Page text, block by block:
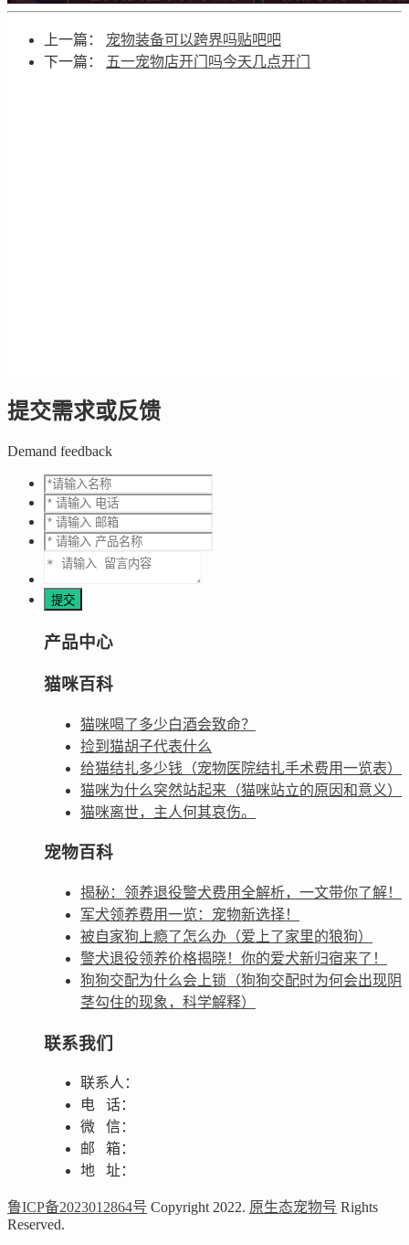
上一篇： 宠物装备可以跨界吗贴吧吧
下一篇：
五一宠物店开门吗今天几点开门
提交需求或反馈
Demand feedback
产品中心
猫咪百科
猫咪喝了多少白酒会致命？
捡到猫胡子代表什么
给猫结扎多少钱（宠物医院结扎手术费用一览表）
猫咪为什么突然站起来（猫咪站立的原因和意义）
猫咪离世，主人何其哀伤。
宠物百科
揭秘：领养退役警犬费用全解析，一文带你了解！
军犬领养费用一览：宠物新选择！
被自家狗上瘾了怎么办（爱上了家里的狼狗）
警犬退役领养价格揭晓！你的爱犬新归宿来了！
狗狗交配为什么会上锁（狗狗交配时为何会出现阴
茎勾住的现象，科学解释）
联系我们
联系人：
电 话：
微 信：
邮 箱：
地 址：
鲁ICP备2023012864号 Copyright 2022. 原生态宠物号 Rights
Reserved.